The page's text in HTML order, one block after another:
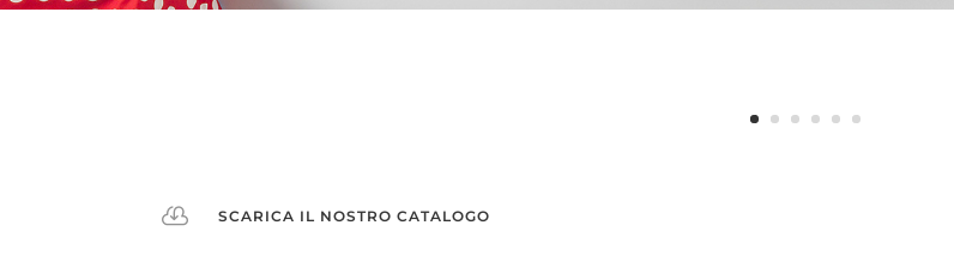
 SCARICA IL NOSTRO CATALOGO